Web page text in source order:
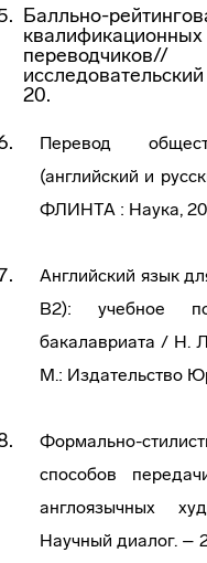
Балльно-
20.
Перевод
(английский и
ФЛИНТА : Наука,
Английский язык
В2): учебное
бакалавриата / Н.
М.: Издательство
Формально-
способов
англоязычных
Научный диалог. –